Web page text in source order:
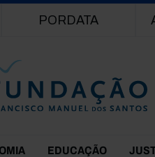
PORDATA
EDUCAÇÃO